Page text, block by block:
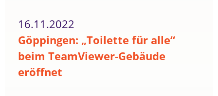
16.11.2022
Göppingen: „Toilette für alle“
beim TeamViewer-Gebäude
eröffnet